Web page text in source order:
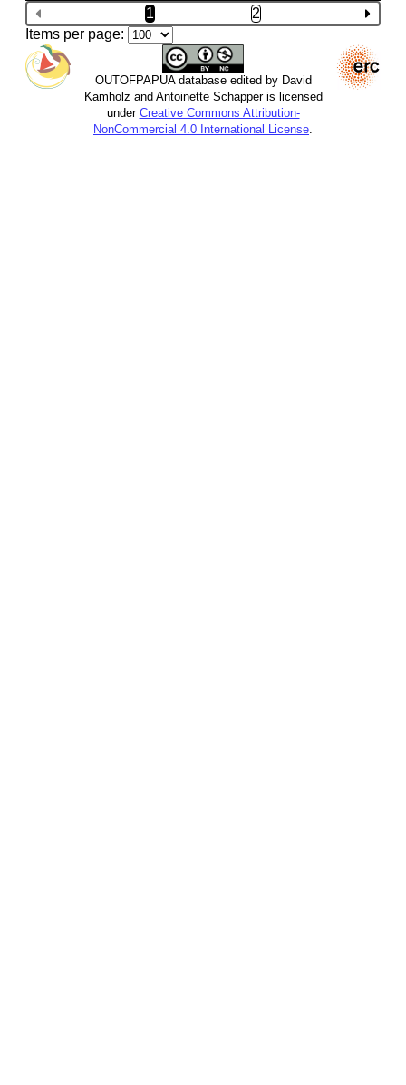
1
2
Items per page:
OUTOFPAPUA database edited by David
Kamholz and Antoinette Schapper is licensed
under Creative Commons Attribution-
NonCommercial 4.0 International License.